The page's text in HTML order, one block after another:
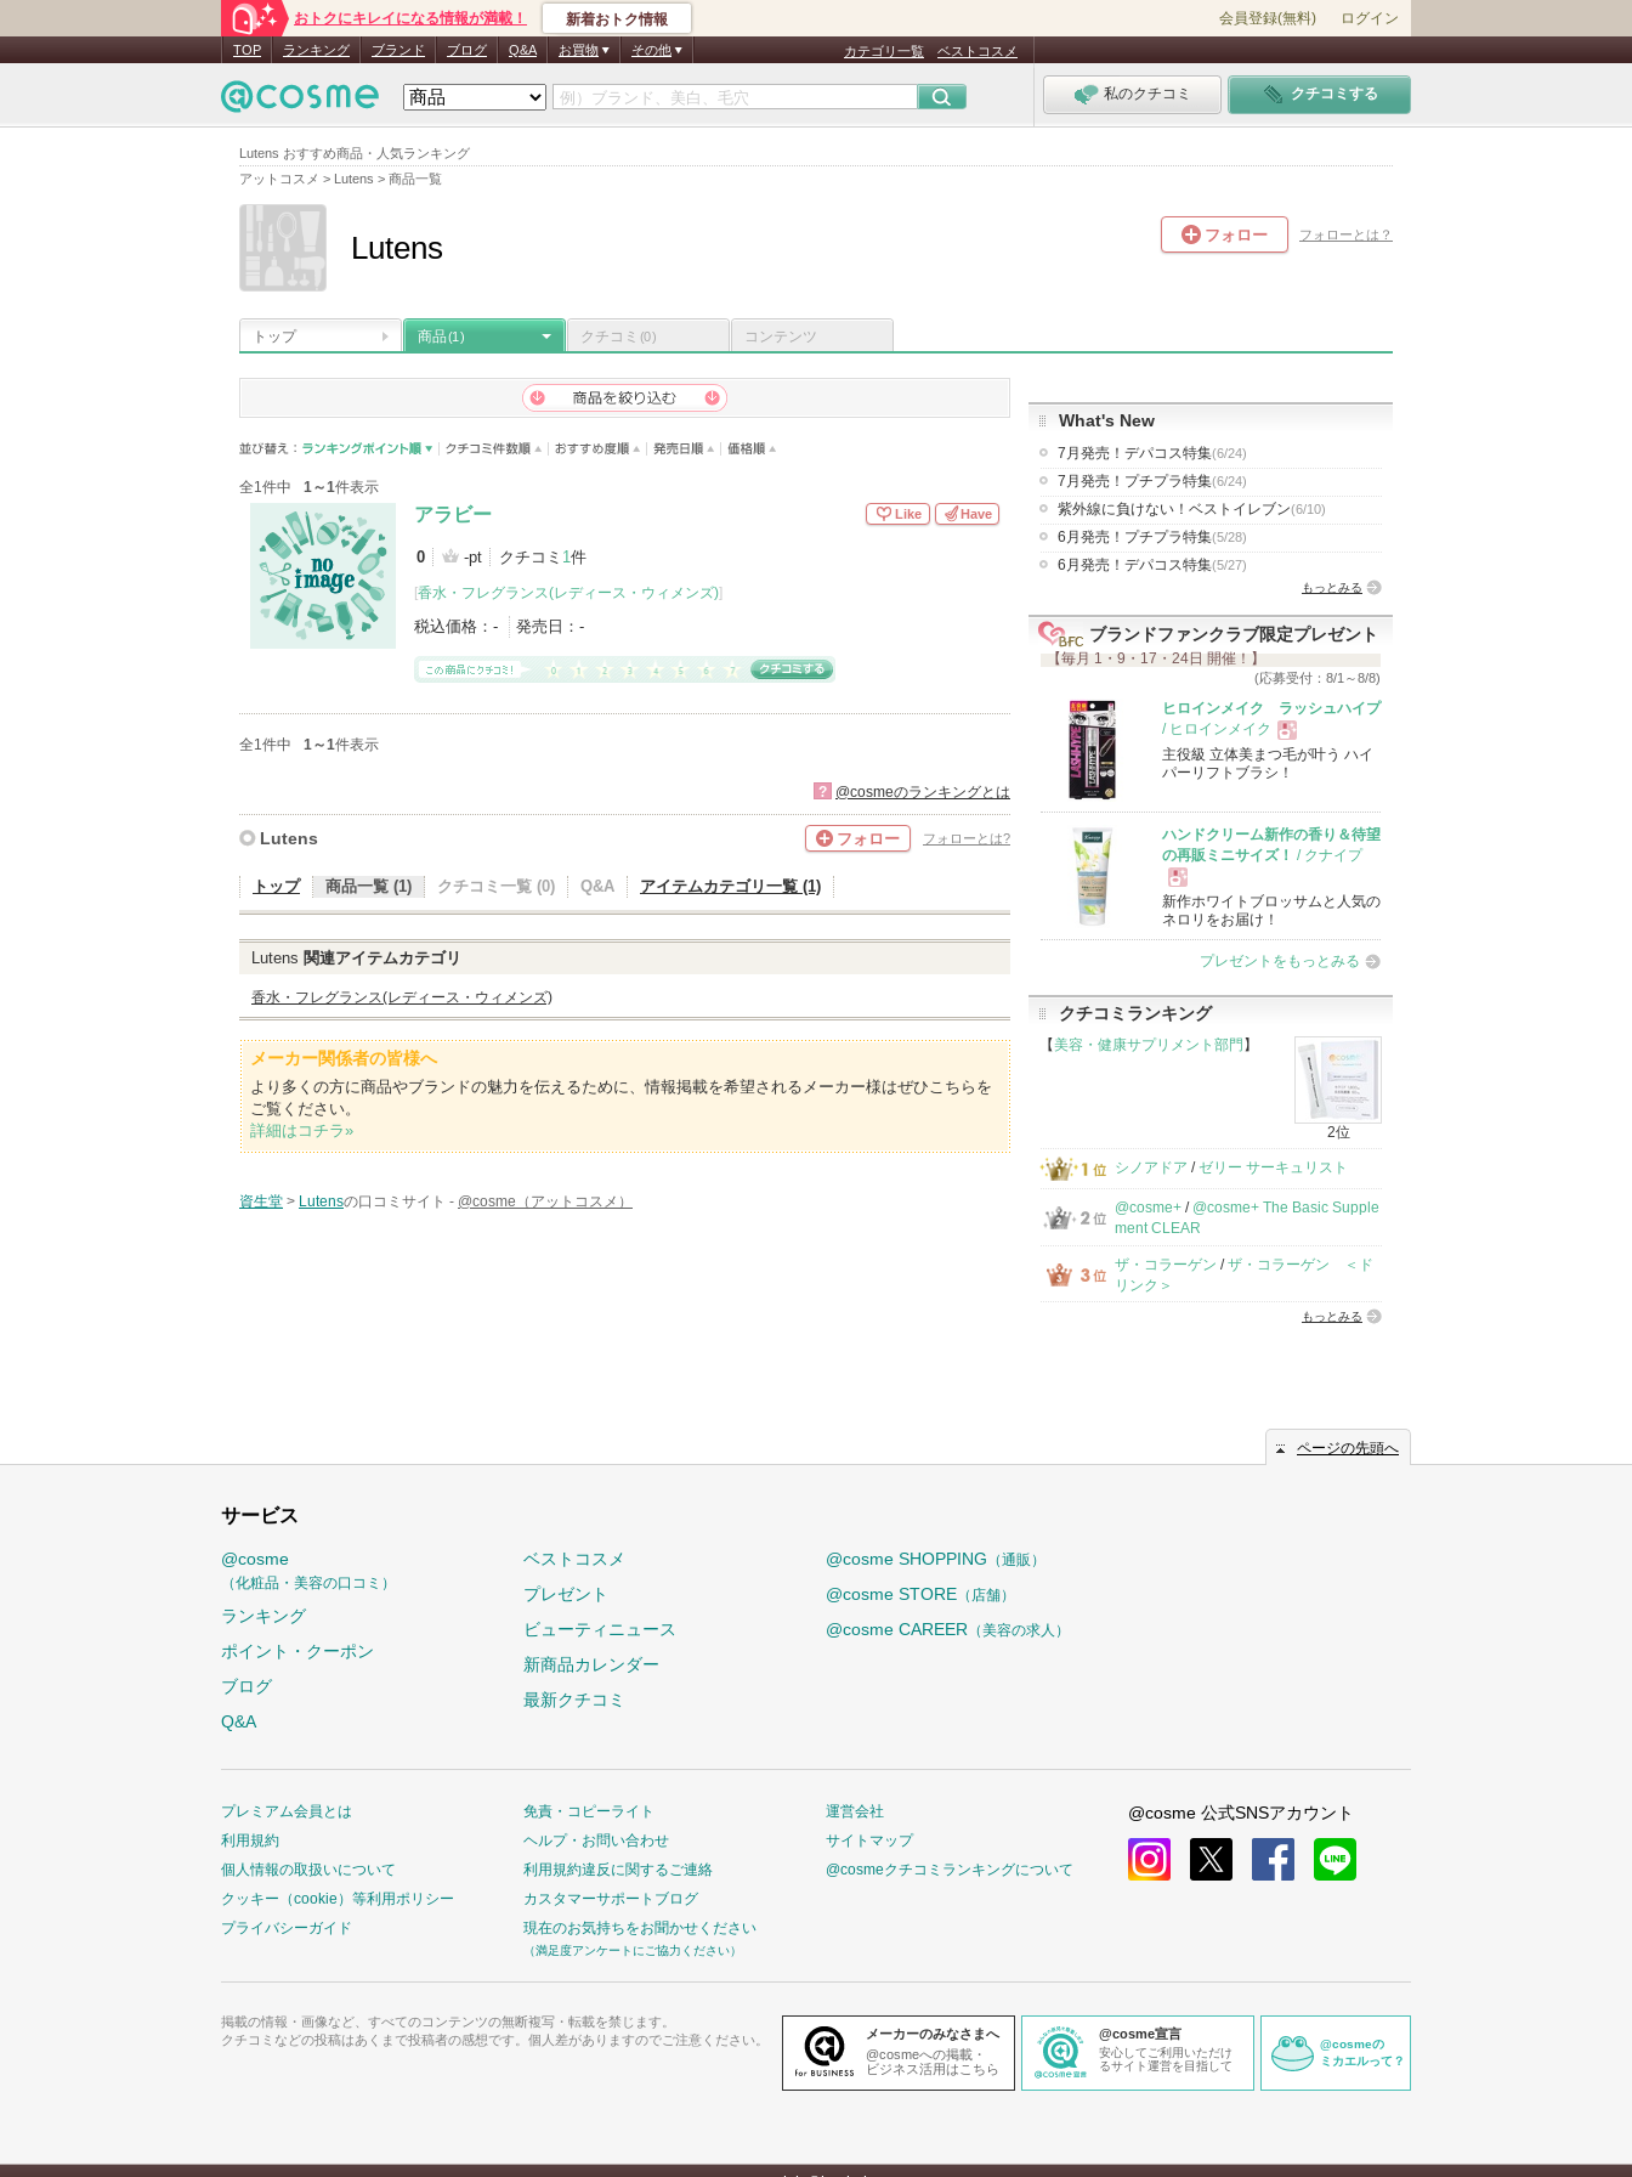
Lutens おすすめ商品・人気ランキング
アットコスメ > Lutens > 商品一覧
おトクにキレイになる情報が満載！ 新着おトク情報 会員登録(無料) ログイン
TOP ランキング ブランド ブログ Q&A お買物 その他 カテゴリ一覧 ベストコスメ
私のクチコミ クチコミする
Lutens フォロー フォローとは？
トップ 商品(1) クチコミ (0) コンテンツ
全1件中 1～1件表示
アラビー
0 -pt クチコミ 1件
[香水・フレグランス(レディース・ウィメンズ)]
税込価格： - 発売日： -
Like Have
全1件中 1～1件表示
? @cosmeのランキングとは
Lutens フォロー フォローとは?
トップ 商品一覧 (1) クチコミ一覧 (0) Q&A アイテムカテゴリ一覧 (1)
Lutens 関連アイテムカテゴリ
香水・フレグランス(レディース・ウィメンズ)
メーカー関係者の皆様へ
より多くの方に商品やブランドの魅力を伝えるために、情報掲載を希望されるメーカー様はぜひこちらを
ご覧ください。
詳細はコチラ»
資生堂 > Lutensの口コミサイト - @cosme（アットコスメ）
What's New
7月発売！デパコス特集(6/24)
7月発売！プチプラ特集(6/24)
紫外線に負けない！ベストイレブン(6/10)
6月発売！プチプラ特集(5/28)
6月発売！デパコス特集(5/27)
もっとみる
ブランドファンクラブ限定プレゼント
【毎月 1・9・17・24日 開催！】
(応募受付：8/1～8/8)
ヒロインメイク ラッシュハイプ
/ ヒロインメイク
現
品
主役級 立体美まつ毛が叶う ハイ
パーリフトブラシ！
ハンドクリーム新作の香り＆待望
の再販ミニサイズ！
/ クナイプ
現
新作ホワイトブロッサムと人気の
ネロリをお届け！
プレゼントをもっとみる
クチコミランキング
【美容・健康サプリメント部門 】
2位
シノアドア /ゼリー サーキュリスト
@cosme+ / @cosme+ The Basic Supple
ment CLEAR
ザ・コラーゲン /ザ・コラーゲン ＜ド
リンク＞
もっとみる
ページの先頭へ
サービス
@cosme
（化粧品・美容の口コミ）
ランキング
ポイント・クーポン
ブログ
Q&A
ベストコスメ
プレゼント
ビューティニュース
新商品カレンダー
最新クチコミ
@cosme SHOPPING （通販）
@cosme STORE （店舗）
@cosme CAREER （美容の求人）
プレミアム会員とは
利用規約
個人情報の取扱いについて
クッキー（cookie）等利用ポリシー
プライバシーガイド
免責・コピーライト
ヘルプ・お問い合わせ
利用規約違反に関するご連絡
カスタマーサポートブログ
現在のお気持ちをお聞かせください
（満足度アンケートにご協力ください）
運営会社
サイトマップ
@cosmeクチコミランキングについて
@cosme 公式SNSアカウント
掲載の情報・画像など、すべてのコンテンツの無断複写・転載を禁じます。
クチコミなどの投稿はあくまで投稿者の感想です。個人差がありますのでご注意ください。
メーカーのみなさまへ
@cosmeへの掲載・
ビジネス活用はこちら
@cosme宣言
安心してご利用いただけ
るサイト運営を目指して
@cosmeの
ミカエルって？